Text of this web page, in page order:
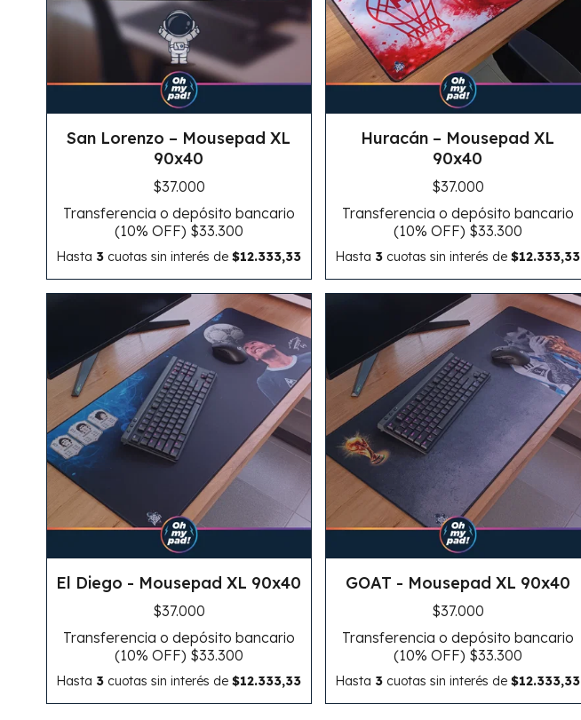
San Lorenzo – Mousepad XL
90x40
$37.000
Transferencia o depósito bancario
(10% OFF) $33.300
Hasta 3 cuotas sin interés de$12.333,33
Huracán – Mousepad XL
90x40
$37.000
Transferencia o depósito bancario
(10% OFF) $33.300
Hasta 3 cuotas sin interés de$12.333,33
El Diego - Mousepad XL 90x40
$37.000
Transferencia o depósito bancario
(10% OFF) $33.300
Hasta 3 cuotas sin interés de$12.333,33
GOAT - Mousepad XL 90x40
$37.000
Transferencia o depósito bancario
(10% OFF) $33.300
Hasta 3 cuotas sin interés de$12.333,33